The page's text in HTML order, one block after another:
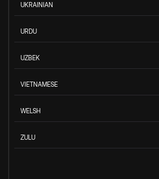
UKRAINIAN
URDU
UZBEK
VIETNAMESE
WELSH
ZULU